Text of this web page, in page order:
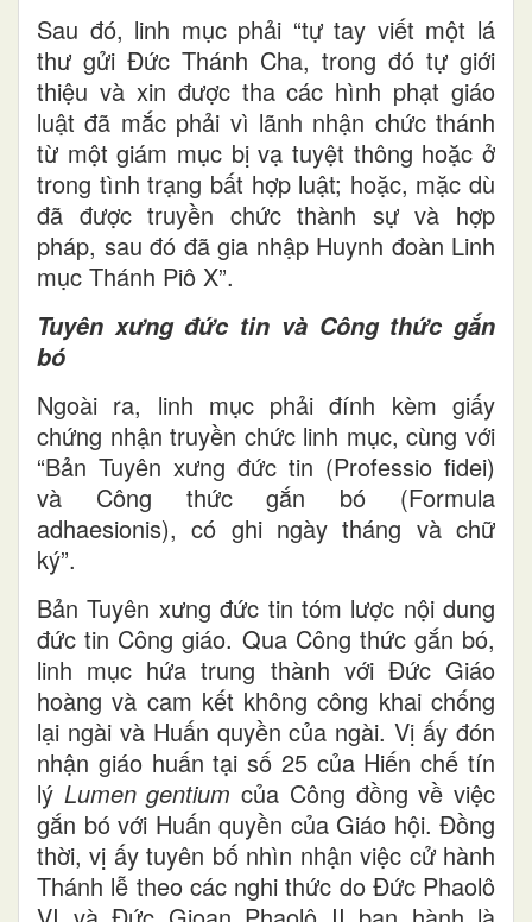
Sau đó, linh mục phải “tự tay viết một lá
thư gửi Đức Thánh Cha, trong đó tự giới
thiệu và xin được tha các hình phạt giáo
luật đã mắc phải vì lãnh nhận chức thánh
từ một giám mục bị vạ tuyệt thông hoặc ở
trong tình trạng bất hợp luật; hoặc, mặc dù
đã được truyền chức thành sự và hợp
pháp, sau đó đã gia nhập Huynh đoàn Linh
mục Thánh Piô X”.
Tuyên xưng đức tin và Công thức gắn
bó
Ngoài ra, linh mục phải đính kèm giấy
chứng nhận truyền chức linh mục, cùng với
“Bản Tuyên xưng đức tin (Professio fidei)
và Công thức gắn bó (Formula
adhaesionis), có ghi ngày tháng và chữ
ký”.
Bản Tuyên xưng đức tin tóm lược nội dung
đức tin Công giáo. Qua Công thức gắn bó,
linh mục hứa trung thành với Đức Giáo
hoàng và cam kết không công khai chống
lại ngài và Huấn quyền của ngài. Vị ấy đón
nhận giáo huấn tại số 25 của Hiến chế tín
lý Lumen gentium của Công đồng về việc
gắn bó với Huấn quyền của Giáo hội. Đồng
thời, vị ấy tuyên bố nhìn nhận việc cử hành
Thánh lễ theo các nghi thức do Đức Phaolô